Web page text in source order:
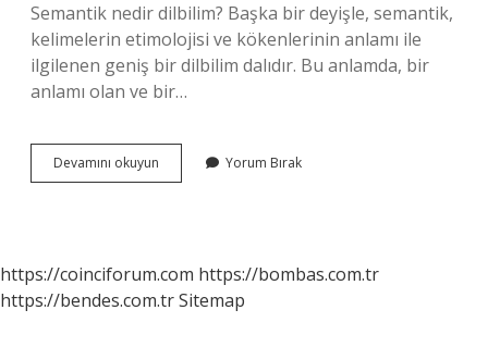
Semantik nedir dilbilim? Başka bir deyişle, semantik,
kelimelerin etimolojisi ve kökenlerinin anlamı ile
ilgilenen geniş bir dilbilim dalıdır. Bu anlamda, bir
anlamı olan ve bir…
Devamını okuyun Semantik
Araştırma
Yorum Bırak
https://coinciforum.com https://bombas.com.tr
https://bendes.com.trSitemap